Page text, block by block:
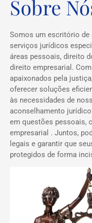
Sobre
Somos um escritório de
serviços jurídicos
áreas pessoais, direito
direito empresarial.
apaixonados pela
oferecer soluções
às necessidades de
aconselhamento
em questões pessoais,
empresarial . Juntos,
legais e garantir que
protegidos de forma